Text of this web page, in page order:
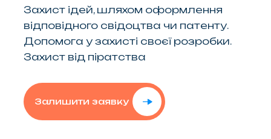
Захист ідей, шляхом оформлення
відповідного свідоцтва чи патенту.
Допомога у захисті своєї розробки.
Захист від піратства
Залишити заявку